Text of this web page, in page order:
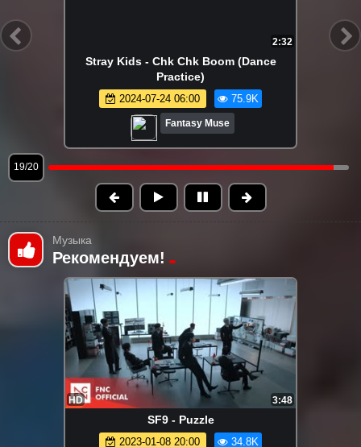
Stray Kids - TOPLINE (Feat. Tiger JK)
2023-06-24 22:08
Fantasy Muse
20/20
Музыка
Рекомендуем!
HD 3:48
SF9 - Puzzle
2023-01-08 20:00 34.8K